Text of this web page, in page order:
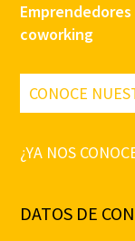
coworking
CONOCE
¿YA NOS
DATOS DE